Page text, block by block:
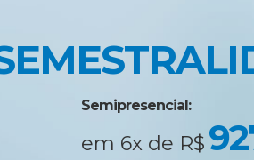
Chiarelli Neto
Hoffmann Prates
Semipresencial:
em 6x de R$